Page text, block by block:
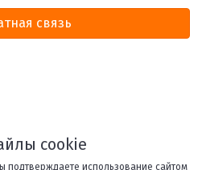
связь
cookie
подтверждаете использование сайтом